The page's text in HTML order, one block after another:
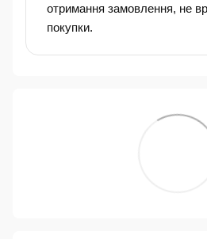
отримання замовлення, не
покупки.